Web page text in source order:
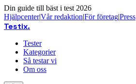
Din guide till bäst i test 2026
Hjälpcenter|Vår redaktion|För företag|Press
Testix.
Tester
Kategorier
Så testar vi
Om oss